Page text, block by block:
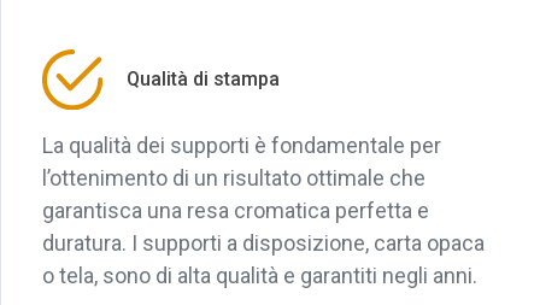
Qualità di stampa
La qualità dei supporti è fondamentale per
l’ottenimento di un risultato ottimale che
garantisca una resa cromatica perfetta e
duratura. I supporti a disposizione, carta opaca
o tela, sono di alta qualità e garantiti negli anni.